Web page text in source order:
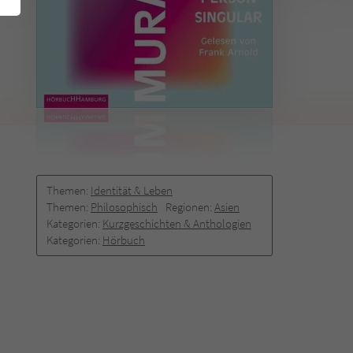
Themen: Identität & Leben
Themen: Philosophisch Regionen: Asien
Kategorien: Kurzgeschichten & Anthologien
Kategorien: Hörbuch